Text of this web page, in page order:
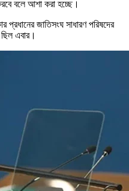
বলে আশা করা হচ্ছে।
জাতিসংঘ সাধারণ পরিষদের
এবার।